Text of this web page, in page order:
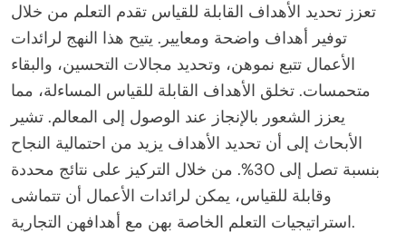
تعزز تحديد الأهداف القابلة للقياس تقدم التعلم من خلال
توفير أهداف واضحة ومعايير. يتيح هذا النهج لرائدات
الأعمال تتبع نموهن، وتحديد مجالات التحسين، والبقاء
متحمسات. تخلق الأهداف القابلة للقياس المساءلة، مما
يعزز الشعور بالإنجاز عند الوصول إلى المعالم. تشير
الأبحاث إلى أن تحديد الأهداف يزيد من احتمالية النجاح
بنسبة تصل إلى 30%. من خلال التركيز على نتائج محددة
وقابلة للقياس، يمكن لرائدات الأعمال أن تتماشى
استراتيجيات التعلم الخاصة بهن مع أهدافهن التجارية.